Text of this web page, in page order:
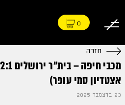
0
חזרה
אצטדיון סמי עופר)
23 בדצמבר 2025